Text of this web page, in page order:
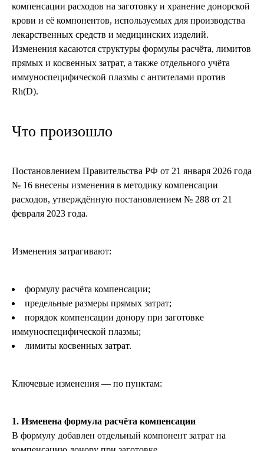
компенсации расходов на заготовку и хранение донорской
крови и её компонентов, используемых для производства
лекарственных средств и медицинских изделий.
Изменения касаются структуры формулы расчёта, лимитов
прямых и косвенных затрат, а также отдельного учёта
иммуноспецифической плазмы с антителами против
Rh(D).
Что произошло
Постановлением Правительства РФ от 21 января 2026 года
№ 16 внесены изменения в методику компенсации
расходов, утверждённую постановлением № 288 от 21
февраля 2023 года.
Изменения затрагивают:
формулу расчёта компенсации;
предельные размеры прямых затрат;
порядок компенсации донору при заготовке
иммуноспецифической плазмы;
лимиты косвенных затрат.
Ключевые изменения — по пунктам:
1. Изменена формула расчёта компенсации
В формулу добавлен отдельный компонент затрат на